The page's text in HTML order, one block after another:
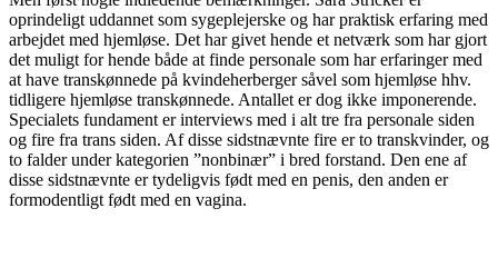
oprindeligt uddannet som sygeplejerske og har praktisk erfaring med
arbejdet med hjemløse. Det har givet hende et netværk som har gjort
det muligt for hende både at finde personale som har erfaringer med
at have transkønnede på kvindeherberger såvel som hjemløse hhv.
tidligere hjemløse transkønnede. Antallet er dog ikke imponerende.
Specialets fundament er interviews med i alt tre fra personale siden
og fire fra trans siden. Af disse sidstnævnte fire er to transkvinder, og
to falder under kategorien ”nonbinær” i bred forstand. Den ene af
disse sidstnævnte er tydeligvis født med en penis, den anden er
formodentligt født med en vagina.